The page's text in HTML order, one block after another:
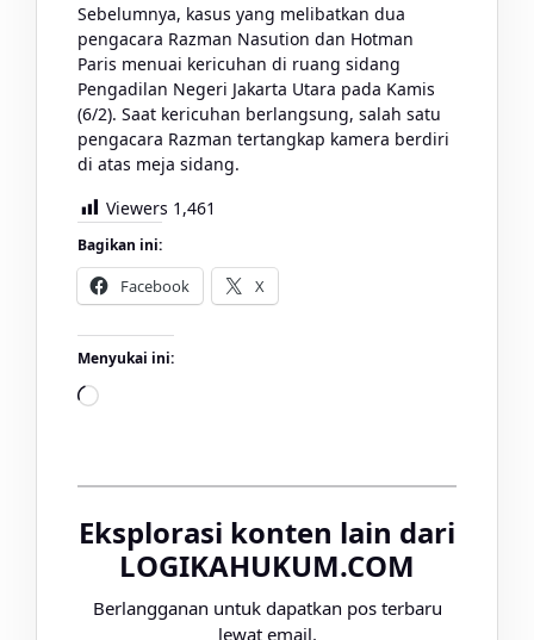
Sebelumnya, kasus yang melibatkan dua
pengacara Razman Nasution dan Hotman
Paris menuai kericuhan di ruang sidang
Pengadilan Negeri Jakarta Utara pada Kamis
(6/2). Saat kericuhan berlangsung, salah satu
pengacara Razman tertangkap kamera berdiri
di atas meja sidang.
Viewers 1,461
Bagikan ini:
Facebook X
Menyukai ini:
Memuat...
Eksplorasi konten lain dari
LOGIKAHUKUM.COM
Berlangganan untuk dapatkan pos terbaru
lewat email.